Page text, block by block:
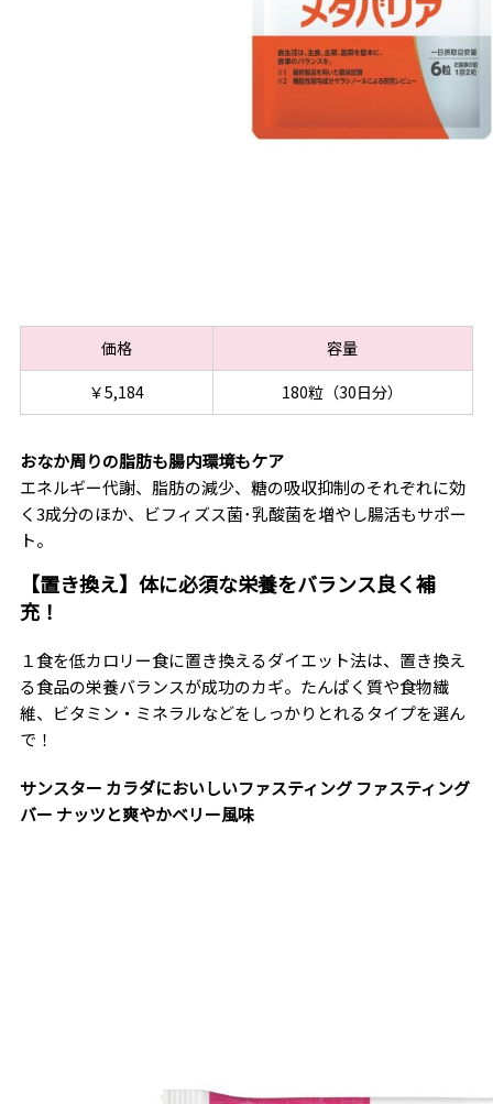
価格
容量
￥5,184
180粒（30日分）
おなか周りの脂肪も腸内環境もケア
エネルギー代謝、脂肪の減少、糖の吸収抑制のそれぞれに効
く3成分のほか、ビフィズス菌･乳酸菌を増やし腸活もサポー
ト。
【置き換え】体に必須な栄養をバランス良く補
充！
１食を低カロリー食に置き換えるダイエット法は、置き換え
る食品の栄養バランスが成功のカギ。たんぱく質や食物繊
維、ビタミン・ミネラルなどをしっかりとれるタイプを選ん
で！
サンスター カラダにおいしいファスティング ファスティング
バー ナッツと爽やかベリー風味